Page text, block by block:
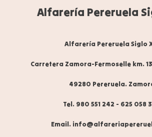
Alfarería Pereruela
Alfarería Pereruela Siglo
Carretera Zamora-Fermoselle km.
49280 Pereruela.
Tel. 980 551 242 - 625 058
Email.